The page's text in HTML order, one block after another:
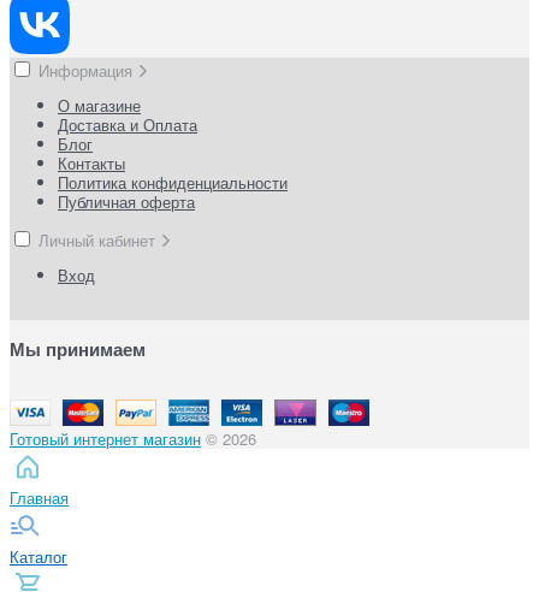
Информация
О магазине
Доставка и Оплата
Блог
Контакты
Политика конфиденциальности
Публичная оферта
Личный кабинет
Вход
Мы принимаем
Готовый интернет магазин © 2026
Главная
Каталог